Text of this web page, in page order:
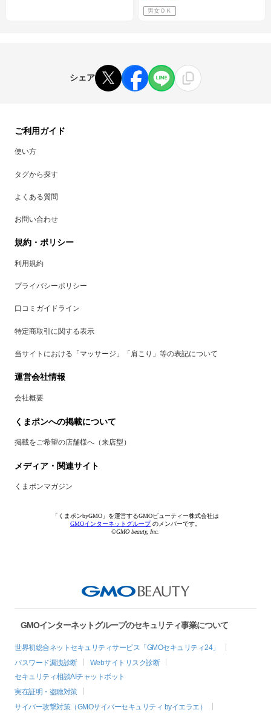
男女ＯＫ
シェア
ご利用ガイド
使い方
タグから探す
よくある質問
お問い合わせ
規約・ポリシー
利用規約
プライバシーポリシー
口コミガイドライン
特定商取引に関する表示
当サイトにおける「マッサージ」「肩こり」等の表記について
運営会社情報
会社概要
くまポンへの掲載について
掲載をご希望の店舗様へ（来店型）
メディア・関連サイト
くまポンマガジン
「くまポンbyGMO」を運営するGMOビューティー株式会社は
GMOインターネットグループのメンバーです。
©GMO beauty, Inc.
GMOインターネットグループのセキュリティ事業について
世界初総合ネットセキュリティサービス「GMOセキュリティ24」
パスワード漏洩診断
Webサイトリスク診断
セキュリティ相談AIチャットボット
実在証明・盗聴対策
サイバー攻撃対策（GMOサイバーセキュリティ byイエラエ）